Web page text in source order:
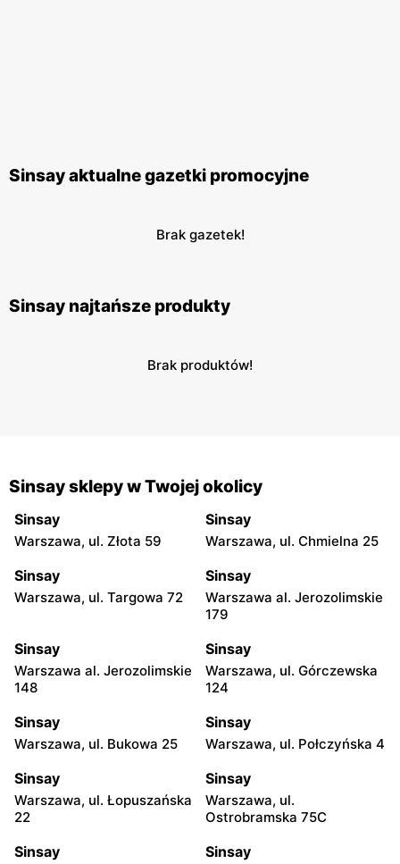
Sinsay aktualne gazetki promocyjne
Brak gazetek!
Sinsay najtańsze produkty
Brak produktów!
Sinsay sklepy w Twojej okolicy
Sinsay
Warszawa, ul. Złota 59
Sinsay
Warszawa, ul. Chmielna 25
Sinsay
Warszawa, ul. Targowa 72
Sinsay
Warszawa al. Jerozolimskie
179
Sinsay
Warszawa al. Jerozolimskie
148
Sinsay
Warszawa, ul. Górczewska
124
Sinsay
Warszawa, ul. Bukowa 25
Sinsay
Warszawa, ul. Połczyńska 4
Sinsay
Warszawa, ul. Łopuszańska
22
Sinsay
Warszawa, ul.
Ostrobramska 75C
Sinsay Sinsay